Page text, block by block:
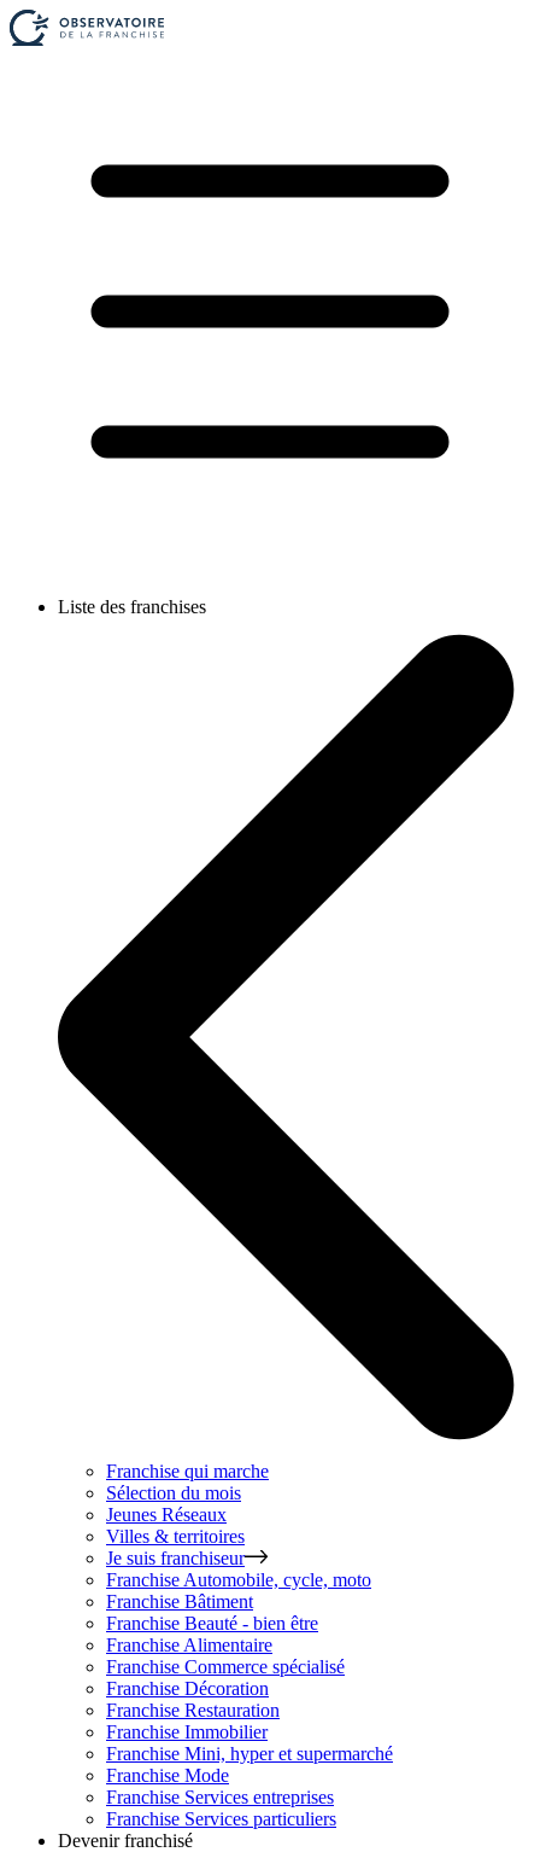
Liste des franchises
Franchise qui marche
Sélection du mois
Jeunes Réseaux
Villes & territoires
Je suis franchiseur
Franchise Automobile, cycle, moto
Franchise Bâtiment
Franchise Beauté - bien être
Franchise Alimentaire
Franchise Commerce spécialisé
Franchise Décoration
Franchise Restauration
Franchise Immobilier
Franchise Mini, hyper et supermarché
Franchise Mode
Franchise Services entreprises
Franchise Services particuliers
Devenir franchisé